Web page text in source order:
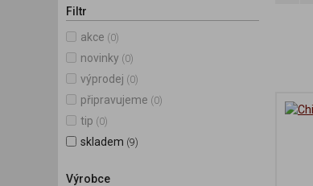
Filtr
akce (0)
novinky (0)
výprodej (0)
připravujeme (0)
tip (0)
skladem (9)
Výrobce